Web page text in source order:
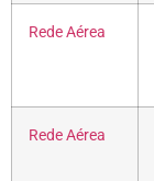
Rede Aérea
Rede Aérea